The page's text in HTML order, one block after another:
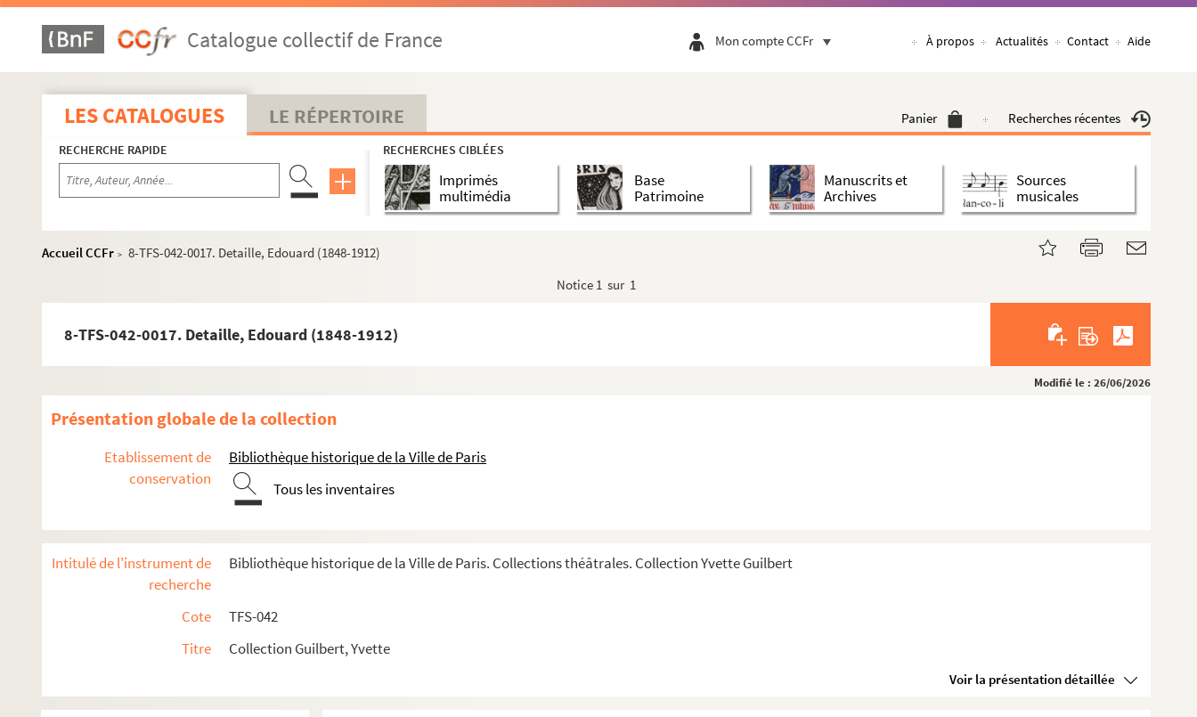
Catalogue collectif de France Mon compte CCFr À propos Actualités Contact Aide
LES CATALOGUES LE RÉPERTOIRE Panier Recherches récentes
RECHERCHE RAPIDE RECHERCHES CIBLÉES
Imprimés
multimédia
Base
Patrimoine
Manuscrits et
Archives
Sources
musicales
Accueil CCFr > 8-TFS-042-0017. Detaille, Edouard (1848-1912)
Notice 1 sur 1
8-TFS-042-0017. Detaille, Edouard (1848-1912)
Modifié le : 26/06/2026
Présentation globale de la collection
Etablissement de
conservation
Bibliothèque historique de la Ville de Paris
Tous les inventaires
Intitulé de l'instrument de
recherche
Bibliothèque historique de la Ville de Paris. Collections théâtrales. Collection Yvette Guilbert
Cote
TFS-042
Titre
Collection Guilbert, Yvette
Voir la présentation détaillée
Correspondance
Lettres envoyées par Yvette Guilbert
8-TFS-042-0001. Aïtoff, Irène (1904-2006)
8-TFS-042-0002. Alexandre, Arsène (1859-1937)
8-TFS-042-0003. Artus, Louis (1870-1960)
8-TFS-042-0044. Bac, Ferdinand (1859-1952)
4-TFS-042-001. Ballasko [sic]
8-TFS-042-0005. Bernhardt, Sarah (1844-1923)
8-TFS-042-0007. Bourdon, Victor
8-TFS-042-0009. Brisson, Adolphe (1860-1925)
4-TFS-042-004. Bush, monsieur de
8-TFS-042-0011. Campinchi, César (1882-1941)
8-TFS-042-0012. Camus, G. (18..-19..? ; photographe)
8-TFS-042-0028. Clément-Janin, Noël (1862-1947)
4-TFS-042-007. Coquelin cadet